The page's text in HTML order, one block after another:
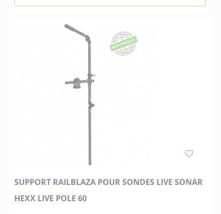
SUPPORT RAILBLAZA POUR SONDES LIVE SONAR
HEXX LIVE POLE 60